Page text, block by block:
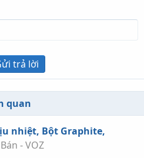
MStrả lời
quan
nhiệt, Bột Graphite,
- VOZ